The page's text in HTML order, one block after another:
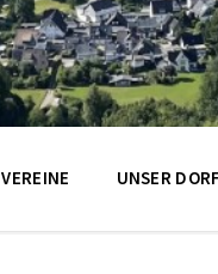
VEREINE UNSER DORF